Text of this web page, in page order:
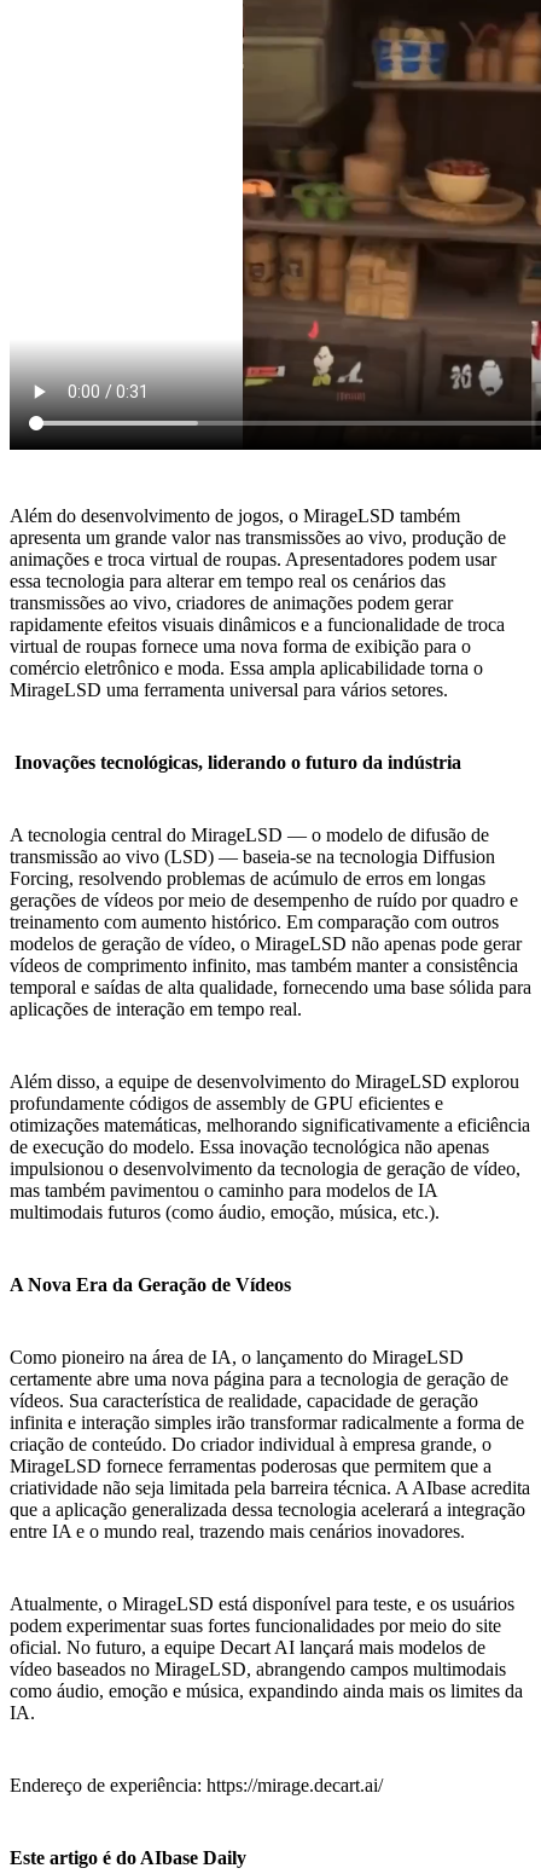
Além do desenvolvimento de jogos, o MirageLSD também
apresenta um grande valor nas transmissões ao vivo, produção de
animações e troca virtual de roupas. Apresentadores podem usar
essa tecnologia para alterar em tempo real os cenários das
transmissões ao vivo, criadores de animações podem gerar
rapidamente efeitos visuais dinâmicos e a funcionalidade de troca
virtual de roupas fornece uma nova forma de exibição para o
comércio eletrônico e moda. Essa ampla aplicabilidade torna o
MirageLSD uma ferramenta universal para vários setores.
Inovações tecnológicas, liderando o futuro da indústria
A tecnologia central do MirageLSD — o modelo de difusão de
transmissão ao vivo (LSD) — baseia-se na tecnologia Diffusion
Forcing, resolvendo problemas de acúmulo de erros em longas
gerações de vídeos por meio de desempenho de ruído por quadro e
treinamento com aumento histórico. Em comparação com outros
modelos de geração de vídeo, o MirageLSD não apenas pode gerar
vídeos de comprimento infinito, mas também manter a consistência
temporal e saídas de alta qualidade, fornecendo uma base sólida para
aplicações de interação em tempo real.
Além disso, a equipe de desenvolvimento do MirageLSD explorou
profundamente códigos de assembly de GPU eficientes e
otimizações matemáticas, melhorando significativamente a eficiência
de execução do modelo. Essa inovação tecnológica não apenas
impulsionou o desenvolvimento da tecnologia de geração de vídeo,
mas também pavimentou o caminho para modelos de IA
multimodais futuros (como áudio, emoção, música, etc.).
A Nova Era da Geração de Vídeos
Como pioneiro na área de IA, o lançamento do MirageLSD
certamente abre uma nova página para a tecnologia de geração de
vídeos. Sua característica de realidade, capacidade de geração
infinita e interação simples irão transformar radicalmente a forma de
criação de conteúdo. Do criador individual à empresa grande, o
MirageLSD fornece ferramentas poderosas que permitem que a
criatividade não seja limitada pela barreira técnica. A AIbase acredita
que a aplicação generalizada dessa tecnologia acelerará a integração
entre IA e o mundo real, trazendo mais cenários inovadores.
Atualmente, o MirageLSD está disponível para teste, e os usuários
podem experimentar suas fortes funcionalidades por meio do site
oficial. No futuro, a equipe Decart AI lançará mais modelos de
vídeo baseados no MirageLSD, abrangendo campos multimodais
como áudio, emoção e música, expandindo ainda mais os limites da
IA.
Endereço de experiência: https://mirage.decart.ai/
Este artigo é do AIbase Daily